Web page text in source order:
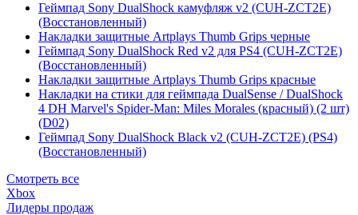
Геймпад Sony DualShock камуфляж v2 (CUH-ZCT2E)
(Восстановленный)
Накладки защитные Artplays Thumb Grips черные
Геймпад Sony DualShock Red v2 для PS4 (CUH-ZCT2E)
(Восстановленный)
Накладки защитные Artplays Thumb Grips красные
Накладки на стики для геймпада DualSense / DualShock
4 DH Marvel's Spider-Man: Miles Morales (красный) (2 шт)
(D02)
Геймпад Sony DualShock Black v2 (CUH-ZCT2E) (PS4)
(Восстановленный)
Смотреть все
Xbox
Лидеры продаж